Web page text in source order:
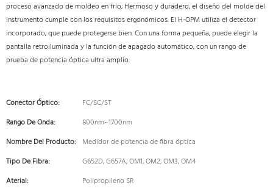
proceso avanzado de moldeo en frío; Hermoso y duradero, el diseño del molde del
instrumento cumple con los requisitos ergonómicos. El H-OPM utiliza el detector
incorporado, que puede protegerse bien. Con una forma pequeña, puede elegir la
pantalla retroiluminada y la función de apagado automático, con un rango de
prueba de potencia óptica ultra amplio.
Conector Óptico:
FC/SC/ST
Rango De Onda:
800nm~1700nm
Nombre Del Producto: Medidor de potencia de fibra óptica
Tipo De Fibra:
G652D, G657A, OM1, OM2, OM3, OM4
Aterial:
Polipropileno SR